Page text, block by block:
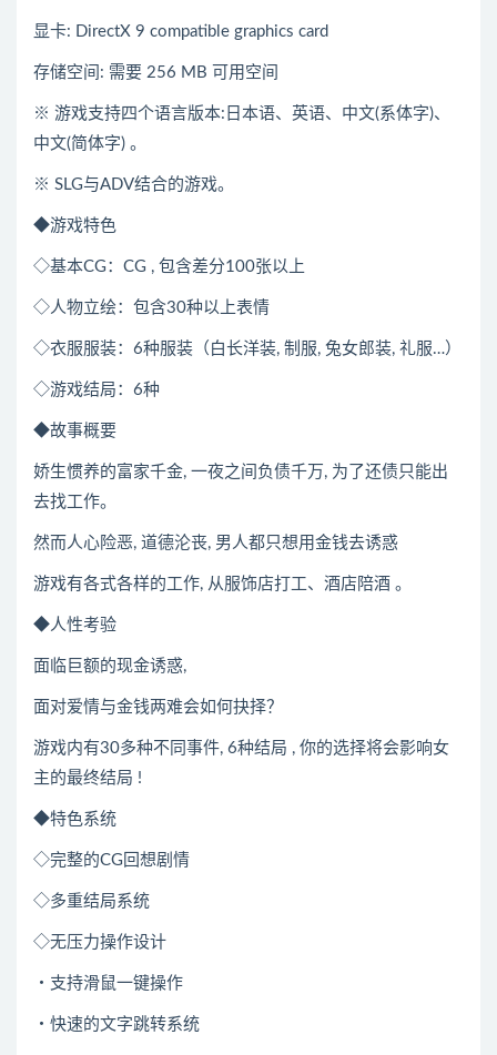
显卡: DirectX 9 compatible graphics card
存储空间: 需要 256 MB 可用空间
※ 游戏支持四个语言版本:日本语、英语、中文(系体字)、
中文(简体字) 。
※ SLG与ADV结合的游戏。
◆游戏特色
◇基本CG：CG , 包含差分100张以上
◇人物立绘：包含30种以上表情
◇衣服服装：6种服装（白长洋装, 制服, 兔女郎装, 礼服…）
◇游戏结局：6种
◆故事概要
娇生惯养的富家千金, 一夜之间负债千万, 为了还债只能出
去找工作。
然而人心险恶, 道德沦丧, 男人都只想用金钱去诱惑
游戏有各式各样的工作, 从服饰店打工、酒店陪酒 。
◆人性考验
面临巨额的现金诱惑,
面对爱情与金钱两难会如何抉择？
游戏内有30多种不同事件, 6种结局 , 你的选择将会影响女
主的最终结局 !
◆特色系统
◇完整的CG回想剧情
◇多重结局系统
◇无压力操作设计
・支持滑鼠一键操作
・快速的文字跳转系统